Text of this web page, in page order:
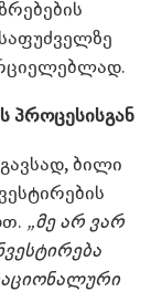
პროცესისგან
ბილი
„მე არ ვარ